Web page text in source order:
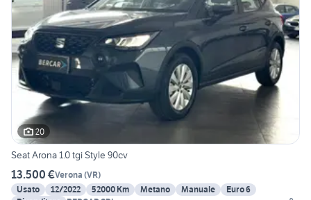
20
Seat Arona 1.0 tgi Style 90cv
13.500 €Verona (VR)
Usato
12/2022 52000 Km Metano Manuale
Euro 6